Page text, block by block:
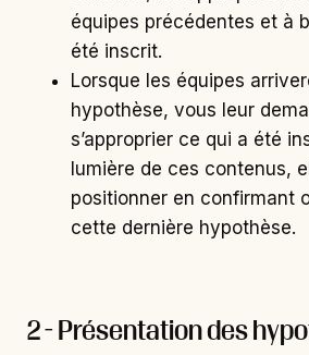
équipes précédentes et à
été inscrit.
Lorsque les équipes
hypothèse, vous leur
s’approprier ce qui a été
lumière de ces contenus,
positionner en confirmant
cette dernière hypothèse.
2 - Présentation des